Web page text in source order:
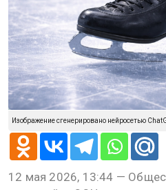
Изображение сгенерировано нейросетью
12 мая 2026, 13:44 —